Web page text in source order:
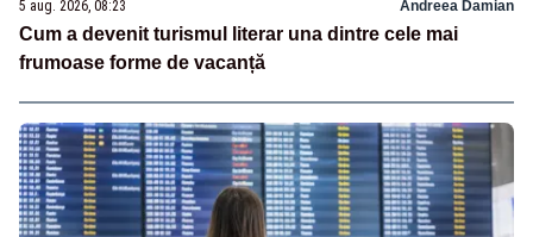
5 aug. 2026, 08:23 Andreea Damian
Cum a devenit turismul literar una dintre cele mai
frumoase forme de vacanță